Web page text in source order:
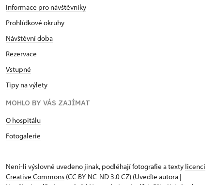
Informace pro návštěvníky
Prohlídkové okruhy
Návštěvní doba
Rezervace
Vstupné
Tipy na výlety
MOHLO BY VÁS ZAJÍMAT
O hospitálu
Fotogalerie
Není-li výslovně uvedeno jinak, podléhají fotografie a texty licenci
Creative Commons (CC BY-NC-ND 3.0 CZ) (Uveďte autora |